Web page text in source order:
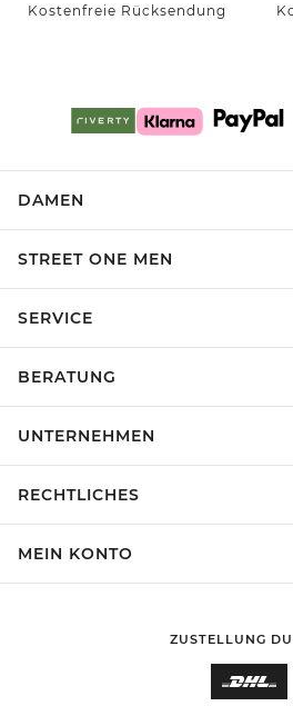
Kostenfreie Rücksendung
DAMEN
STREET ONE MEN
SERVICE
BERATUNG
UNTERNEHMEN
RECHTLICHES
MEIN KONTO
ZUSTELLUNG